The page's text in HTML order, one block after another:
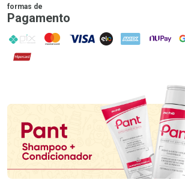
formas de
Pagamento
PIX MasterCard
VISA ELO AMEX NuPay
Hipercard
Promoção em Destaque